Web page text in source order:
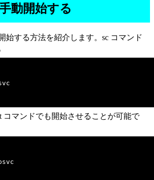
動開始する
始する方法を紹介します。sc コマンド
コマンドでも開始させることが可能で